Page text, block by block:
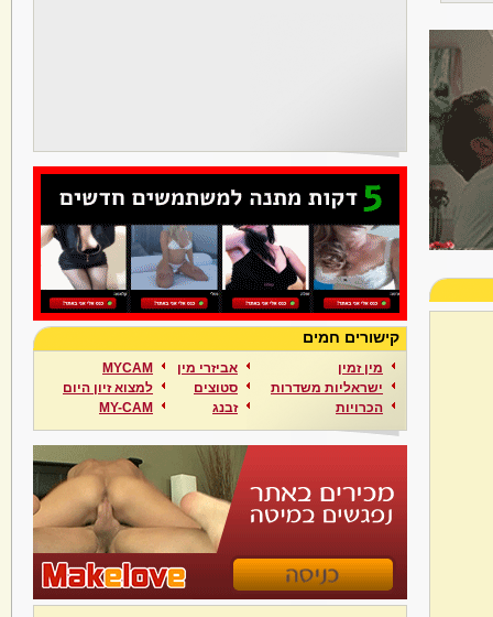
קישורים חמים
מין זמין
ישראליות משדרות
הכרויות
אביזרי מין
סטוצים
זבנג
MYCAM
למצוא זיון היום
MY-CAM